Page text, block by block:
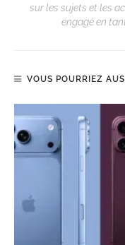
sur les sujets et les
engagé en
VOUS POURRIEZ